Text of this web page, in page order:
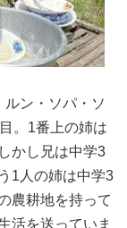
ン・ソパ・ソ
。1番上の姉は
かし兄は中学3
1人の姉は中学3
農耕地を持って
活を送っていま